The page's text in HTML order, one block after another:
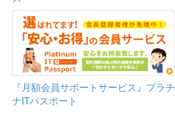
『月額会員サポートサービス』プラチ
ナITパスポート